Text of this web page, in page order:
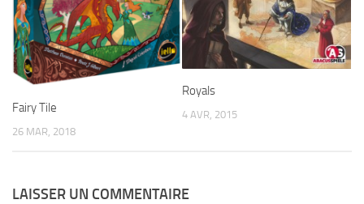
Fairy Tile
26 MAR, 2018
Royals
4 AVR, 2015
LAISSER UN COMMENTAIRE